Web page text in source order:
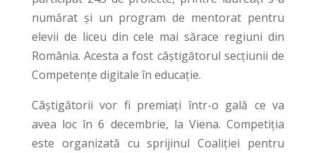
numărat și un program de mentorat pentru
elevii de liceu din cele mai sărace regiuni din
România. Acesta a fost câștigătorul secțiunii de
Competențe digitale în educație.
Câștigătorii vor fi premiați într-o gală ce va
avea loc în 6 decembrie, la Viena. Competiția
este organizată cu sprijinul Coaliției pentru